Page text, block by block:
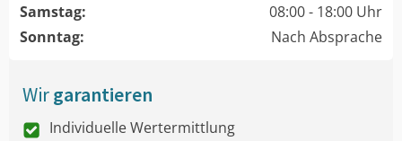
Samstag:
08:00 - 18:00 Uhr
Sonntag:
Nach Absprache
Wirgarantieren
Individuelle Wertermittlung